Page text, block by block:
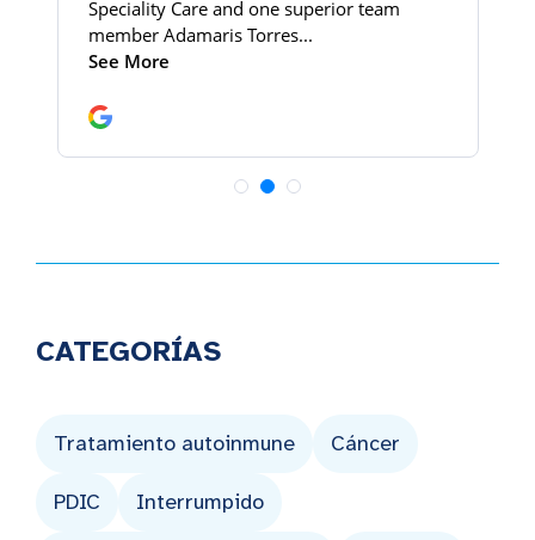
CATEGORÍAS
Tratamiento autoinmune Cáncer
PDIC Interrumpido